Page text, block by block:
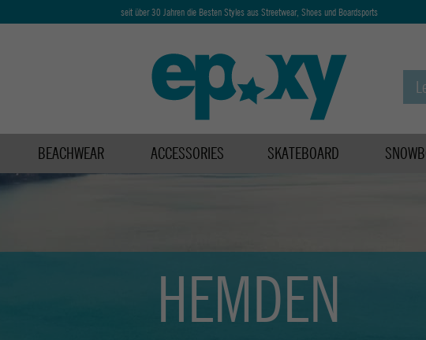
seit über 30 Jahren die Besten Styles aus Streetwear, Shoes und Boardsports
BEACHWEAR ACCESSORIES SKATEBOARD
HEMDEN